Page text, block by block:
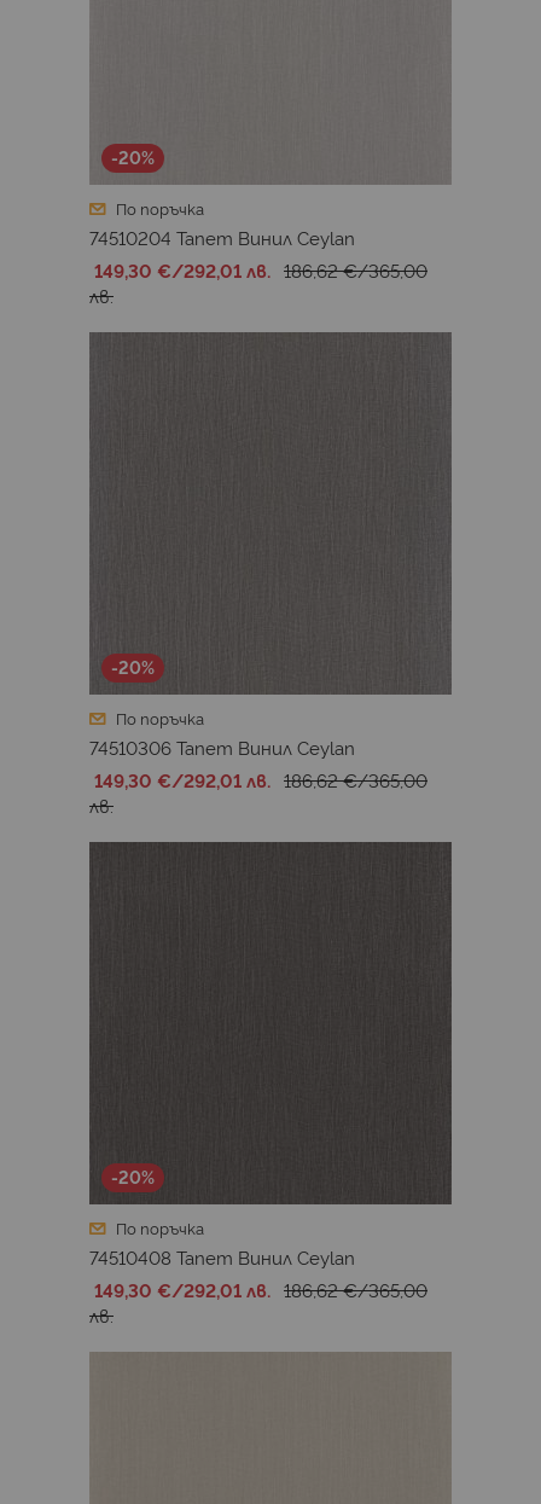
-20%
По поръчка
74510204 Тапет Винил Ceylan
149,30 €/292,01 лв. 186,62 €/365,00
лв.
-20%
По поръчка
74510306 Тапет Винил Ceylan
149,30 €/292,01 лв. 186,62 €/365,00
лв.
-20%
По поръчка
74510408 Тапет Винил Ceylan
149,30 €/292,01 лв. 186,62 €/365,00
лв.